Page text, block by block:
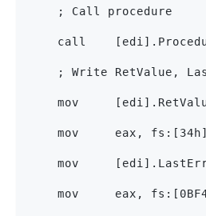
    ; Call procedure
call
; Write RetValue,
mov
    mov     eax, fs:[34h]
mov
mov     eax,